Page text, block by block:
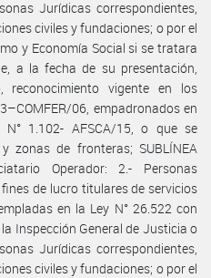
Jurídicas correspondientes,
civiles y fundaciones; o por el
y Economía Social si se tratara
a la fecha de su presentación,
reconocimiento vigente en los
06, empadronados en
1.102- AFSCA/15, o que se
zonas de fronteras; SUBLÍNEA
Operador: 2.- Personas
de lucro titulares de servicios
en la Ley N° 26.522 con
Inspección General de Justicia o
Jurídicas correspondientes,
civiles y fundaciones; o por el